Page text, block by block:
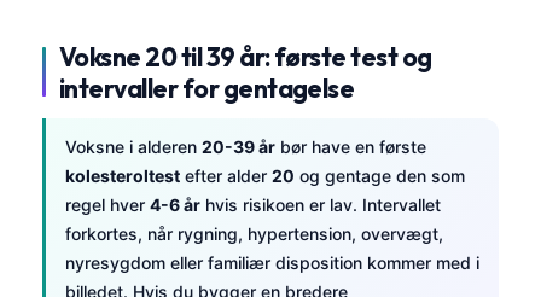
Voksne 20 til 39 år: første test og
intervaller for gentagelse
Voksne i alderen 20-39 år bør have en første
kolesteroltest efter alder 20 og gentage den som
regel hver 4-6 år hvis risikoen er lav. Intervallet
forkortes, når rygning, hypertension, overvægt,
nyresygdom eller familiær disposition kommer med i
billedet. Hvis du bygger en bredere